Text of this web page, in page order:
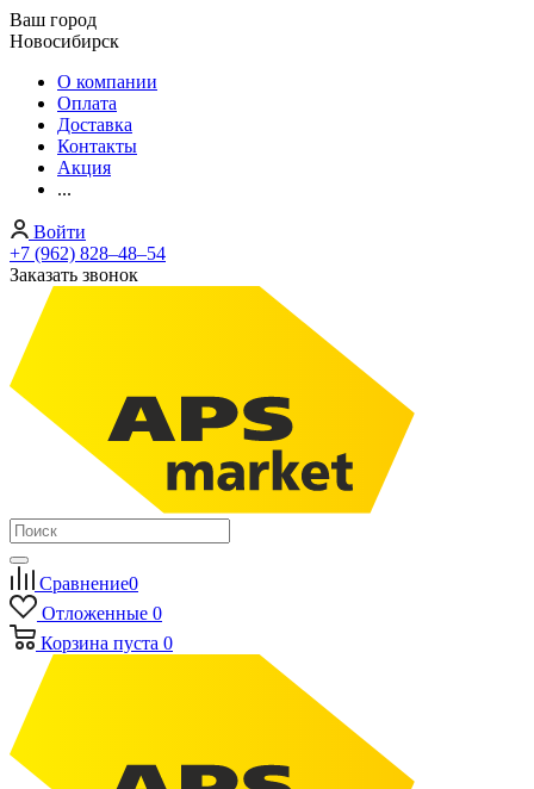
Ваш город
Новосибирск
О компании
Оплата
Доставка
Контакты
Акция
...
Войти
+7 (962) 828‒48‒54
Заказать звонок
Сравнение0
Отложенные 0
Корзина пуста 0